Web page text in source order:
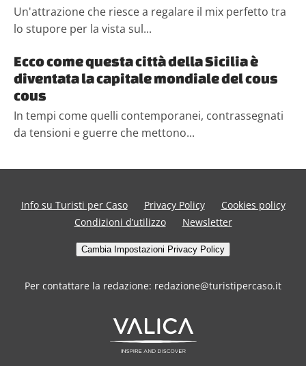
Un'attrazione che riesce a regalare il mix perfetto tra
lo stupore per la vista sul...
Ecco come questa città della Sicilia è
diventata la capitale mondiale del cous
cous
In tempi come quelli contemporanei, contrassegnati
da tensioni e guerre che mettono...
Info su Turisti per Caso Privacy Policy
Cookies policy
Condizioni d’utilizzo
Newsletter
Cambia Impostazioni Privacy Policy
Per contattare la redazione: redazione@turistipercaso.it